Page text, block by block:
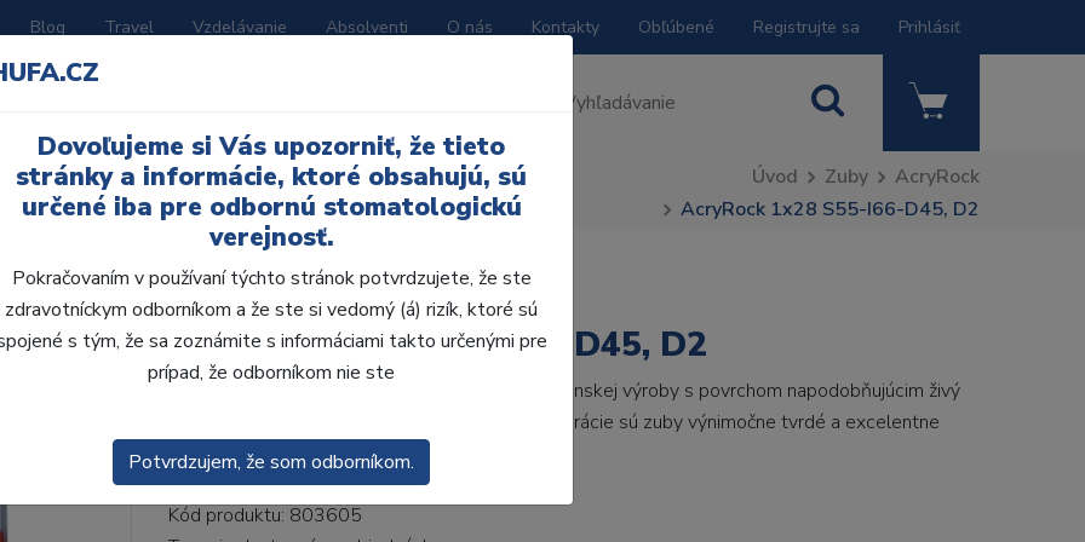
Blog Travel Vzdelávanie Absolventi O nás Kontakty Obľúbené Registrujte sa Prihlásiť
I66-D45, D2 Úvod Zuby
AcryRock
AcryRock 1x28 S55-I66-D45, D2
AcryRock 1x28 S55-I66-D45, D2
• Dvojvrstvové veľmi estetické živičné zuby talianskej výroby s povrchom napodobňujúcim živý
zub.• Vďaka použitiu špeciálnej živice novej generácie sú zuby výnimočne tvrdé a excelentne
odolávajú ab...ZOBRAZIT VÍCE
Kód produktu: 803605
Dovoľujeme si Vás upozorniť, že tieto
stránky a informácie, ktoré obsahujú, sú
určené iba pre odbornú stomatologickú
verejnosť.
Pokračovaním v používaní týchto stránok potvrdzujete, že ste
zdravotníckym odborníkom a že ste si vedomý (á) rizík, ktoré sú
s tým, že sa zoznámite s informáciami takto určenými pre
prípad, že odborníkom nie ste
Potvrdzujem, že som odborníkom.